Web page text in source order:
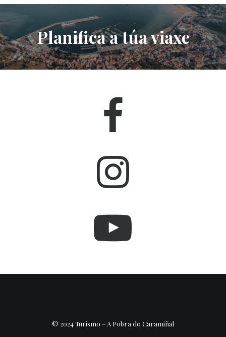
Planifica a túa viaxe
© 2024 Turismo – A Pobra do Caramiñal